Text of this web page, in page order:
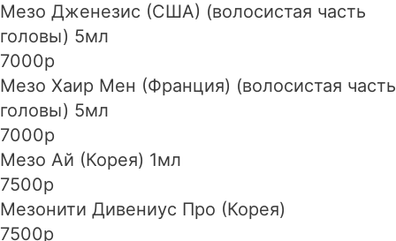
Мезо Дженезис (США) (волосистая часть
головы) 5мл
7000р
Мезо Хаир Мен (Франция) (волосистая часть
головы) 5мл
7000р
Мезо Ай (Корея) 1мл
7500р
Мезонити Дивениус Про (Корея)
7500р